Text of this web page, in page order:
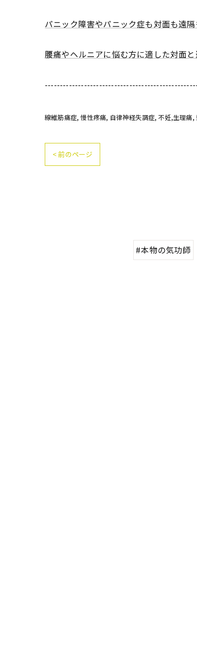
パニック障害やパニック症も対面も遠
腰痛やヘルニアに悩む方に適した対面
線維筋痛症 慢性疼痛 自律神経失調症 不妊,生理痛
< 前のページ
#本物の気功師